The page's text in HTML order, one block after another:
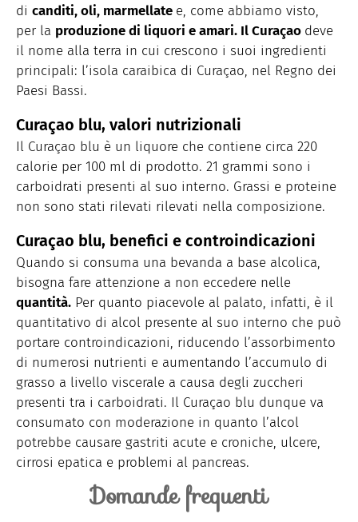
di canditi, oli, marmellate e, come abbiamo visto,
per la produzione di liquori e amari. Il Curaçao deve
il nome alla terra in cui crescono i suoi ingredienti
principali: l’isola caraibica di Curaçao, nel Regno dei
Paesi Bassi.
Curaçao blu, valori nutrizionali
Il Curaçao blu è un liquore che contiene circa 220
calorie per 100 ml di prodotto. 21 grammi sono i
carboidrati presenti al suo interno. Grassi e proteine
non sono stati rilevati rilevati nella composizione.
Curaçao blu, benefici e controindicazioni
Quando si consuma una bevanda a base alcolica,
bisogna fare attenzione a non eccedere nelle
quantità. Per quanto piacevole al palato, infatti, è il
quantitativo di alcol presente al suo interno che può
portare controindicazioni, riducendo l’assorbimento
di numerosi nutrienti e aumentando l’accumulo di
grasso a livello viscerale a causa degli zuccheri
presenti tra i carboidrati. Il Curaçao blu dunque va
consumato con moderazione in quanto l’alcol
potrebbe causare gastriti acute e croniche, ulcere,
cirrosi epatica e problemi al pancreas.
Domande frequenti